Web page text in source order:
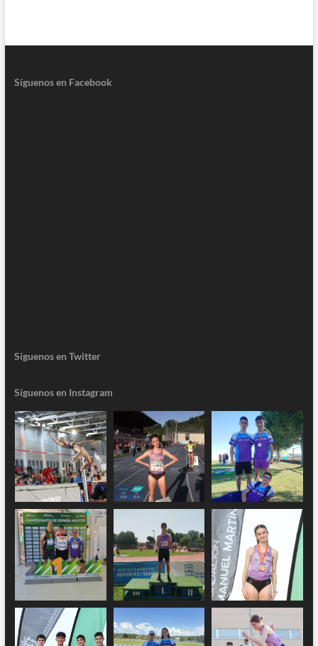
Síguenos en Facebook
Síguenos en Twitter
Síguenos en Instagram